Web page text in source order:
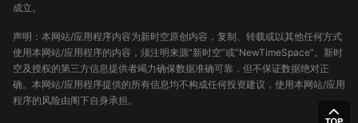
成立。
声明：本网站/应用程序内容为新时空原创内容，复制、转载或以其他任何方式
使用本网站/应用程序的内容，须注明来源“新时空”或“NewTimeSpace”。新时
空及授权的第三方信息提供者竭力确保数据准确可靠，但不保证数据绝对正
确。本网站/应用程序提供的所有信息均不构成任何投资建议，使用本网站/应用
程序的风险由阁下自身承担。